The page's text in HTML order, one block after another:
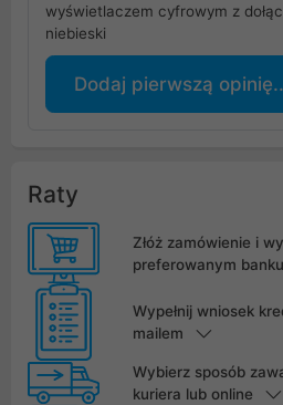
wyświetlaczem cyfrowym z
niebieski
Dodaj pierwszą
Raty
Złóż zamówienie i
preferowanym banku
Wypełnij wniosek
mailem
Wybierz sposób
kuriera lub online